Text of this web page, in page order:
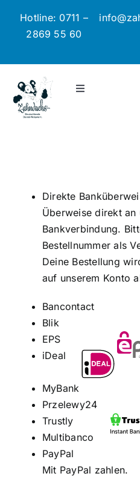
Inhalt
springen
Hotline: 0711 –
2869 55 60
Toggle
Jetzt Hilfe anfragen
So funktioniert’s
Kontakt
Direkte
Überweise direkt an
Bankverbindung.
Bestellnummer als
Deine Bestellung
auf unserem Konto
Bancontact
Blik
EPS
iDeal
MyBank
Przelewy24
Trustly
Multibanco
PayPal
Mit PayPal zahlen.